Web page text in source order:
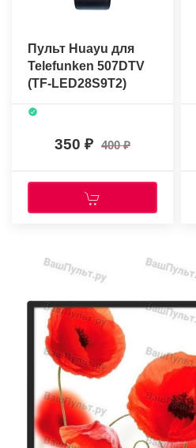
Пульт Huayu для
Telefunken 507DTV
(TF-LED28S9T2)
350 400